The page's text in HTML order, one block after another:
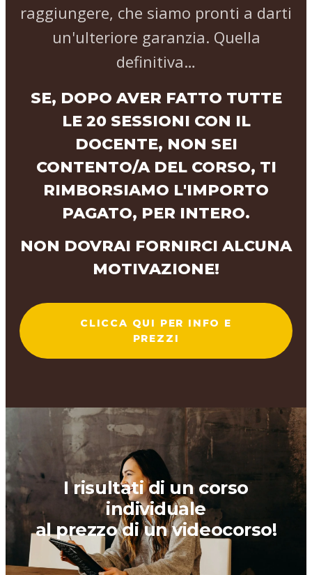
raggiungere, che siamo pronti a darti
un'ulteriore garanzia. Quella
definitiva…
SE, DOPO AVER FATTO TUTTE
LE 20 SESSIONI CON IL
DOCENTE, NON SEI
CONTENTO/A DEL CORSO, TI
RIMBORSIAMO L'IMPORTO
PAGATO, PER INTERO.
NON DOVRAI FORNIRCI ALCUNA
MOTIVAZIONE!
CLICCA QUI PER INFO E
PREZZI
I risultati di un corso
individuale
al prezzo di un videocorso!